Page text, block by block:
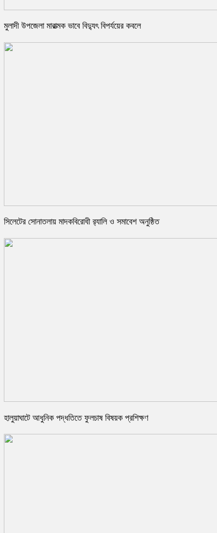
মুলাদী উপজেলা মারাত্মক ভাবে বিদ্যুৎ বিপর্যয়ের কবলে
সিলেটের সোনাতলায় মাদকবিরোধী র‍্যালি ও সমাবেশ অনুষ্ঠিত
হালুয়াঘাটে আধুনিক পদ্ধতিতে ফুলচাষ বিষয়ক প্রশিক্ষণ